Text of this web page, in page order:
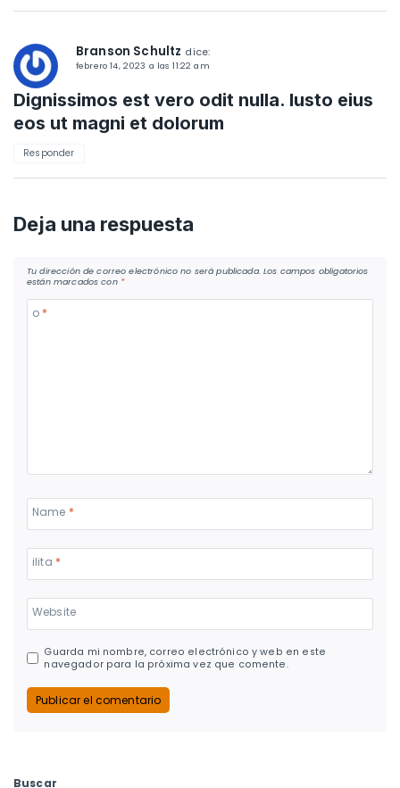
Branson Schultz dice:
febrero 14, 2023 a las 11:22 am
Dignissimos est vero odit nulla. Iusto eius
eos ut magni et dolorum
Responder
Deja una respuesta
Tu dirección de correo electrónico no será publicada. Los campos obligatorios
están marcados con *
o *
Name *
ilita *
Website
Guarda mi nombre, correo electrónico y web en este
navegador para la próxima vez que comente.
Buscar